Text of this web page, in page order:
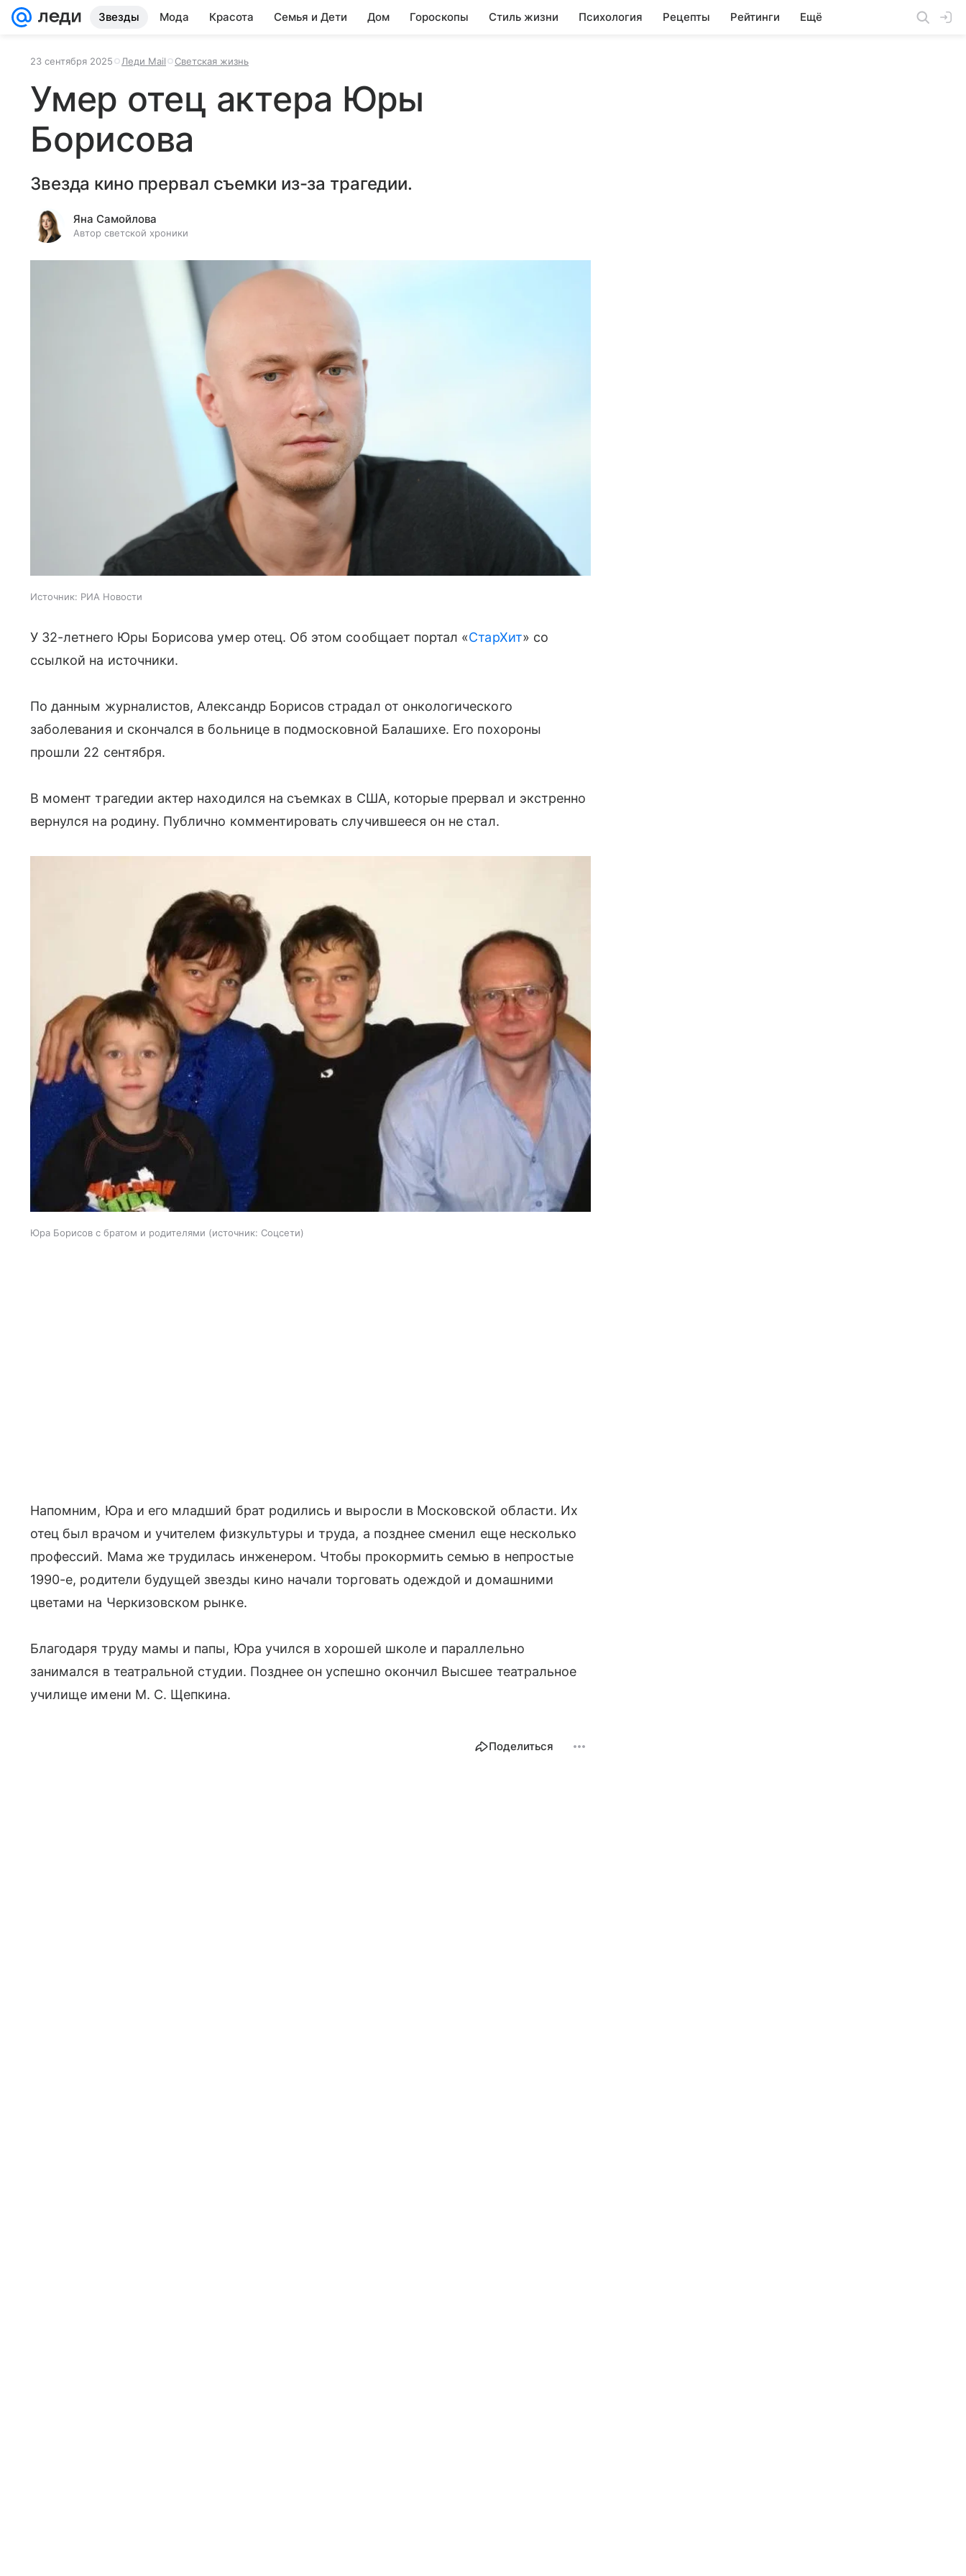
Звезды Мода Красота Семья и Дети Дом Гороскопы Стиль жизни Психология Рецепты Рейтинги Ещё
23 сентября 2025 Леди Mail Светская жизнь
Умер отец актера Юры
Борисова
Звезда кино прервал съемки из-за трагедии.
Яна Самойлова
Автор светской хроники
Источник: РИА Новости
У 32-летнего Юры Борисова умер отец. Об этом сообщает портал «СтарХит» со
ссылкой на источники.
По данным журналистов, Александр Борисов страдал от онкологического
заболевания и скончался в больнице в подмосковной Балашихе. Его похороны
прошли 22 сентября.
В момент трагедии актер находился на съемках в США, которые прервал и экстренно
вернулся на родину. Публично комментировать случившееся он не стал.
Юра Борисов с братом и родителями источник: Соцсети
Напомним, Юра и его младший брат родились и выросли в Московской области. Их
отец был врачом и учителем физкультуры и труда, а позднее сменил еще несколько
профессий. Мама же трудилась инженером. Чтобы прокормить семью в непростые
1990-е, родители будущей звезды кино начали торговать одеждой и домашними
цветами на Черкизовском рынке.
Благодаря труду мамы и папы, Юра учился в хорошей школе и параллельно
занимался в театральной студии. Позднее он успешно окончил Высшее театральное
училище имени М. С. Щепкина.
Поделиться